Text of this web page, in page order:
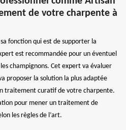
de votre charpente à
fonction qui est de supporter la
est recommandée pour un éventuel
champignons. Cet expert va évaluer
proposer la solution la plus adaptée
traitement curatif de votre charpente.
pour mener un traitement de
les règles de l’art.